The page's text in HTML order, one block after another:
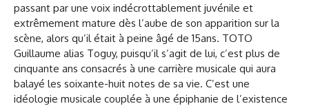
passant par une voix indécrottablement juvénile et
extrêmement mature dès l’aube de son apparition sur la
scène, alors qu’il était à peine âgé de 15ans. TOTO
Guillaume alias Toguy, puisqu’il s’agit de lui, c’est plus de
cinquante ans consacrés à une carrière musicale qui aura
balayé les soixante-huit notes de sa vie. C’est une
idéologie musicale couplée à une épiphanie de l’existence